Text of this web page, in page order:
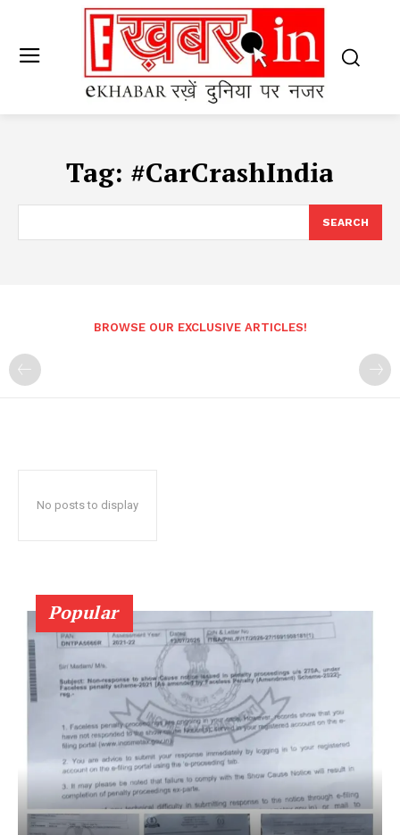
Tag: #CarCrashIndia
SEARCH
BROWSE OUR EXCLUSIVE ARTICLES!
No posts to display
Popular